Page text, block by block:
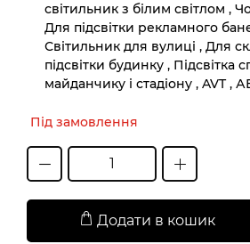
світильник з білим світлом ,
Для підсвітки рекламного
Світильник для вулиці , Для
підсвітки будинку , Підсвітка
майданчику і стадіону , AVT ,
Під замовлення
Додати в кошик